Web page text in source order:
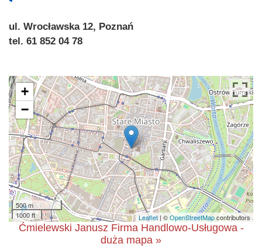
ul. Wrocławska 12, Poznań
tel. 61 852 04 78
+
−
500 m
1000 ft
Leaflet | ©OpenStreetMapcontributors
Ćmielewski Janusz Firma Handlowo-Usługowa -
duża mapa »